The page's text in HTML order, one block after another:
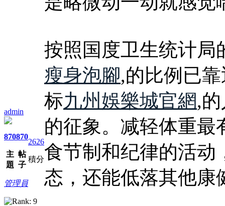
admin
870
主
題
870
帖
子
2626
積分
管理員
按照国度卫生统计局
瘦身泡腳,的比例已
标九州娛樂城官網,
的征象。减轻体重最
食节制和纪律的活动
态，还能低落其他康